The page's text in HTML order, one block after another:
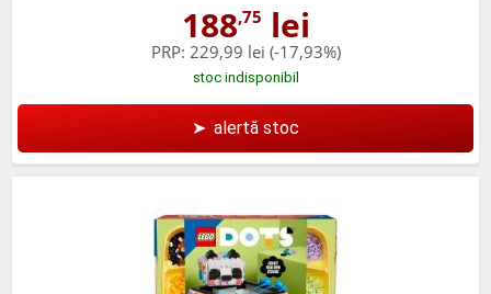
188,75 lei
PRP: 229,99 lei (-17,93%)
stoc indisponibil
➤ alertă stoc